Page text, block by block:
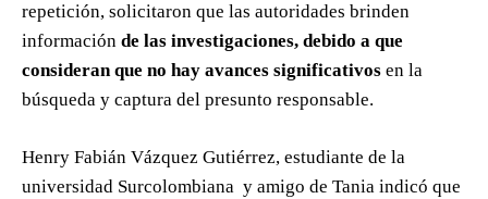
repetición, solicitaron que las autoridades brinden
información de las investigaciones, debido a que
consideran que no hay avances significativos en la
búsqueda y captura del presunto responsable.
Henry Fabián Vázquez Gutiérrez, estudiante de la
universidad Surcolombiana y amigo de Tania indicó que